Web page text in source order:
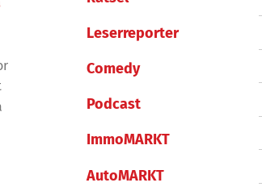
Leserreporter
Comedy
Podcast
ImmoMARKT
AutoMARKT